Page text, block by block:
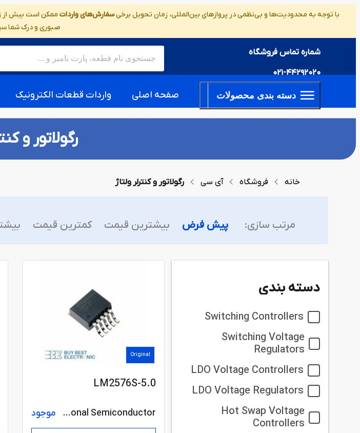
با توجه به محدودیت‌ها و بی‌نظمی در پروازهای بین‌المللی، زمان تحویل برخیسفارش‌های واردات ممکن است بیش از
صبوری و درک شما
شماره تماس فروشگاه
021-44292020
دسته بندی محصولات صفحه اصلی واردات قطعات الکترونیک
رگولاتور و
خانه فروشگاه آی سی رگولاتور و کنترلر ولتاژ
مرتب سازی: پیش فرض بیشترین قیمت کمترین قیمت
دسته بندی
Switching Controllers
Switching Voltage
Regulators
LDO Voltage Controllers
LDO Voltage Regulators
Hot Swap Voltage
Controllers
Original
LM2576S-5.0
National Semiconductor موجود